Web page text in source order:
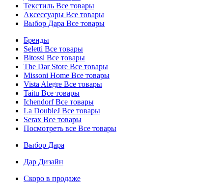
Текстиль Все товары
Аксессуары Все товары
Выбор Дара Все товары
Бренды
Seletti Все товары
Bitossi Все товары
The Dar Store Все товары
Missoni Home Все товары
Vista Alegre Все товары
Taitu Все товары
IchendorfВсе товары
La DoubleJ Все товары
Serax Все товары
Посмотреть все Все товары
Выбор Дара
Дар Дизайн
Скоро в продаже